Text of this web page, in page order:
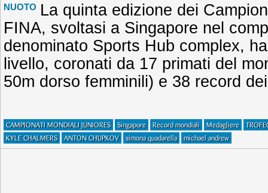
NUOTO La quinta edizione dei
FINA, svoltasi a Singapore nel
denominato Sports Hub complex,
livello, coronati da 17 primati del
50m dorso femminili) e 38 record
CAMPIONATI MONDIALI JUNIORES Singapore Record mondiali Medagliere
KYLE CHALMERS
ANTON CHUPKOV simona quadarella michael andrew